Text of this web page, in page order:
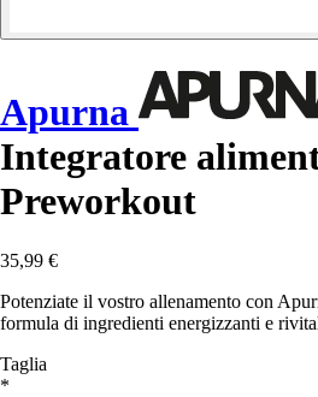
Apurna
Integratore
Preworkout
35,99 €
Potenziate il vostro allenamento con
formula di ingredienti energizzanti e
Taglia
*